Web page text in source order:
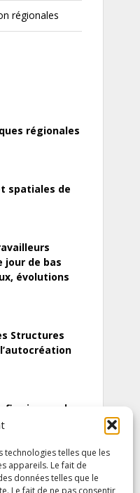
technologies telles que les
appareils. Le fait de
données telles que le
Le fait de ne pas consentir
régionales
régionales
spatiales de
jour de bas
évolutions
Structures
:quels
pour